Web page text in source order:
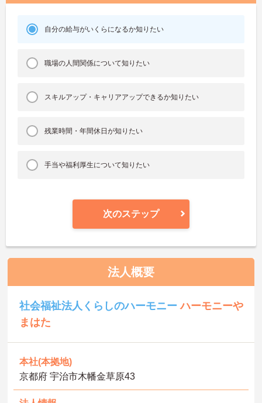
自分の給与がいくらになるか知りたい
職場の人間関係について知りたい
スキルアップ・キャリアアップできるか知りたい
残業時間・年間休日が知りたい
手当や福利厚生について知りたい
次のステップ
法人概要
社会福祉法人くらしのハーモニーハーモニーや
まはた
本社(本拠地)
京都府 宇治市木幡金草原43